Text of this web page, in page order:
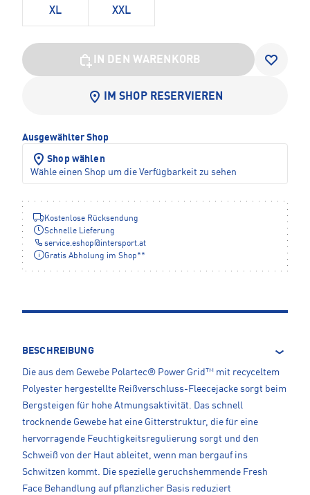
XL XXL
IN DEN WARENKORB
IM SHOP RESERVIEREN
Ausgewählter Shop
Shop wählen
Wähle einen Shop um die Verfügbarkeit zu sehen
Kostenlose Rücksendung
Schnelle Lieferung
service.eshop@ intersport.at
Gratis Abholung im Shop**
BESCHREIBUNG
Die aus dem Gewebe Polartec® Power Grid™ mit recyceltem
Polyester hergestellte Reißverschluss-Fleecejacke sorgt beim
Bergsteigen für hohe Atmungsaktivität. Das schnell
trocknende Gewebe hat eine Gitterstruktur, die für eine
hervorragende Feuchtigkeitsregulierung sorgt und den
Schweiß von der Haut ableitet, wenn man bergauf ins
Schwitzen kommt. Die spezielle geruchshemmende Fresh
Face Behandlung auf pflanzlicher Basis reduziert